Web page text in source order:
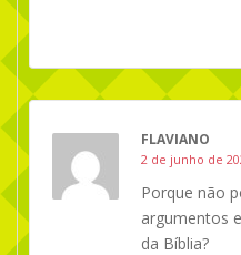
FLAVIANO
2 de junho de
Porque não
argumentos
da Bíblia?